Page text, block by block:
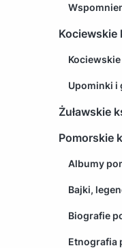
Kociewskie
Upominki i
Żuławskie
Pomorskie
Albumy
Bajki,
Biografie
Etnografia